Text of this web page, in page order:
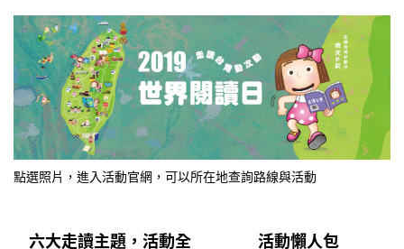
點選照片，進入活動官網，可以所在地查詢路線與活動
六大走讀主題，活動全 活動懶人包